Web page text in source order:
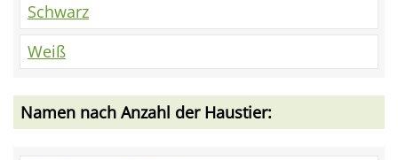
Schwarz
Weiß
Namen nach Anzahl der Haustier: